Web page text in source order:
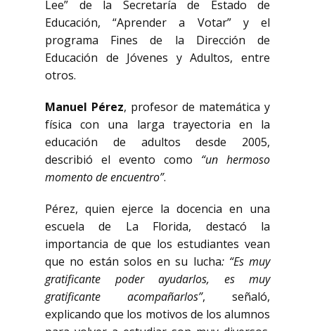
Lee” de la Secretaría de Estado de
Educación, “Aprender a Votar” y el
programa Fines de la Dirección de
Educación de Jóvenes y Adultos, entre
otros.
Manuel Pérez, profesor de matemática y
física con una larga trayectoria en la
educación de adultos desde 2005,
describió el evento como “un hermoso
momento de encuentro”.
Pérez, quien ejerce la docencia en una
escuela de La Florida, destacó la
importancia de que los estudiantes vean
que no están solos en su lucha: “Es muy
gratificante poder ayudarlos, es muy
gratificante acompañarlos”, señaló,
explicando que los motivos de los alumnos